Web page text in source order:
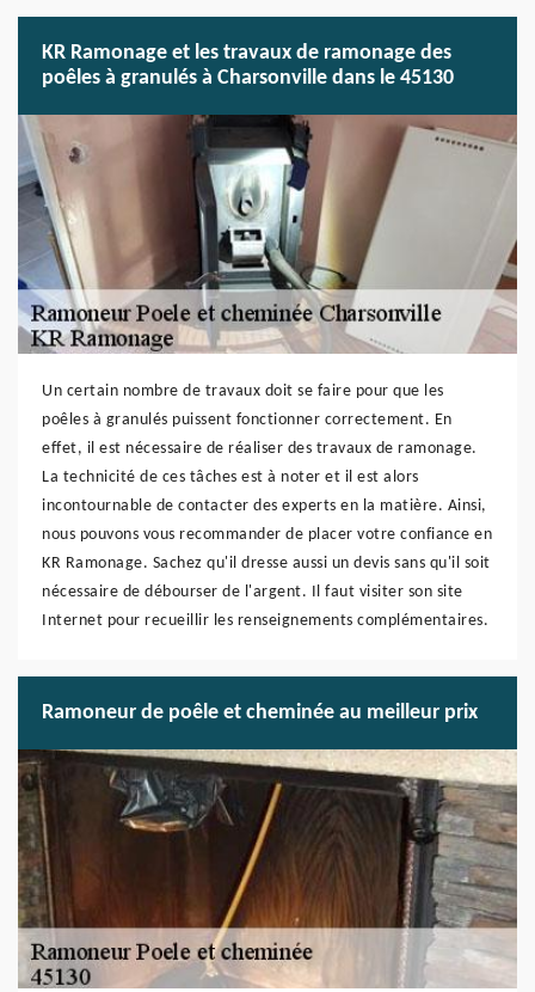
KR Ramonage et les travaux de ramonage des
poêles à granulés à Charsonville dans le 45130
Un certain nombre de travaux doit se faire pour que les
poêles à granulés puissent fonctionner correctement. En
effet, il est nécessaire de réaliser des travaux de ramonage.
La technicité de ces tâches est à noter et il est alors
incontournable de contacter des experts en la matière. Ainsi,
nous pouvons vous recommander de placer votre confiance en
KR Ramonage. Sachez qu'il dresse aussi un devis sans qu'il soit
nécessaire de débourser de l'argent. Il faut visiter son site
Internet pour recueillir les renseignements complémentaires.
Ramoneur de poêle et cheminée au meilleur prix